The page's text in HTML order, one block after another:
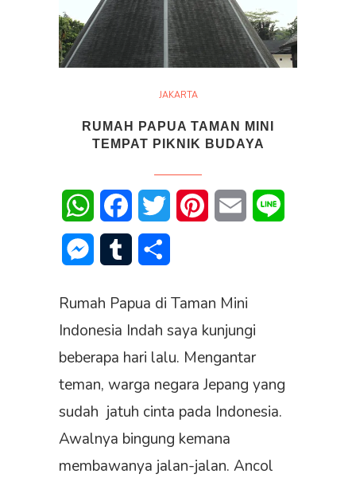
JAKARTA
RUMAH PAPUA TAMAN MINI
TEMPAT PIKNIK BUDAYA
WhatsAppFacebookTwitter PinterestEmail
Messenger
Tumblr
Rumah Papua di Taman Mini
Indonesia Indah saya kunjungi
beberapa hari lalu. Mengantar
teman, warga negara Jepang yang
sudah jatuh cinta pada Indonesia.
Awalnya bingung kemana
membawanya jalan-jalan. Ancol